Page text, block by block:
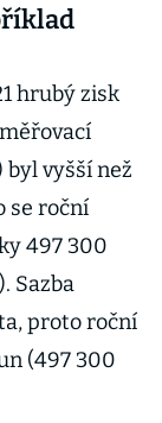
hrubý zisk
vyšší než
se roční
497 300
Sazba
proto roční
(497 300